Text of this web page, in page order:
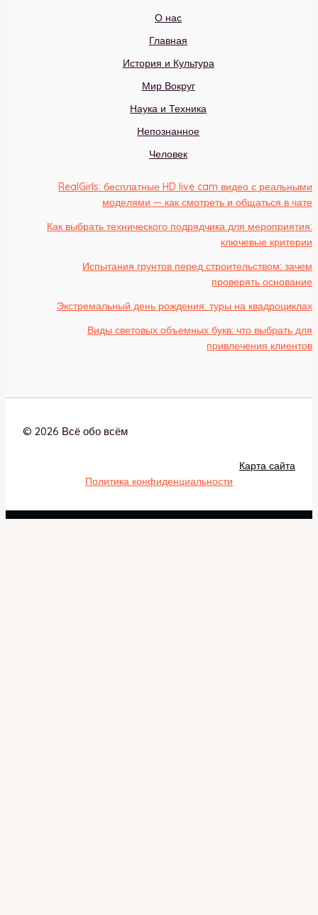
О нас
Главная
История и Культура
Мир Вокруг
Наука и Техника
Непознанное
Человек
RealGirls: бесплатные HD live cam видео с реальными
моделями — как смотреть и общаться в чате
Как выбрать технического подрядчика для мероприятия:
ключевые критерии
Испытания грунтов перед строительством: зачем
проверять основание
Экстремальный день рождения: туры на квадроциклах
Виды световых объемных букв: что выбрать для
привлечения клиентов
© 2026 Всё обо всём
Карта сайта
Политика конфиденциальности